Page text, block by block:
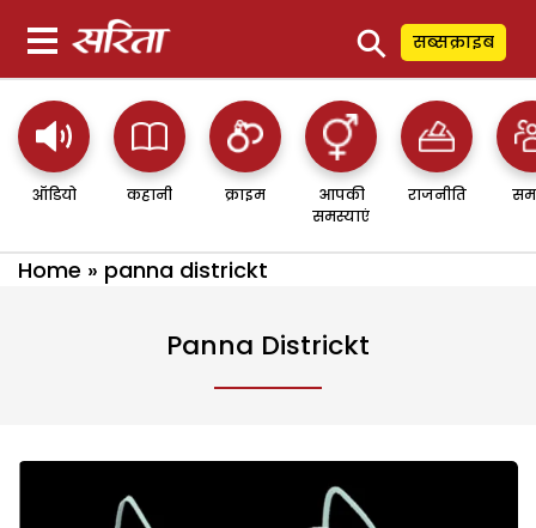
⚲ सब्सक्राइब
ऑडियो कहानी क्राइम
आपकी
समस्याएं
राजनीति
Home » panna districkt
Panna Districkt